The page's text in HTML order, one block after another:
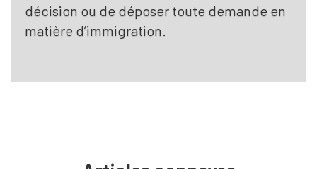
décision ou de déposer toute demande en
matière d’immigration.